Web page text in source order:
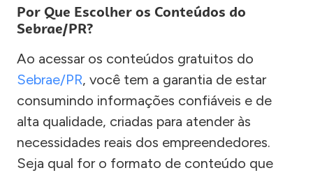
Por Que Escolher os Conteúdos do
Sebrae/PR?
Ao acessar os conteúdos gratuitos do
Sebrae/PR, você tem a garantia de estar
consumindo informações confiáveis e de
alta qualidade, criadas para atender às
necessidades reais dos empreendedores.
Seja qual for o formato de conteúdo que